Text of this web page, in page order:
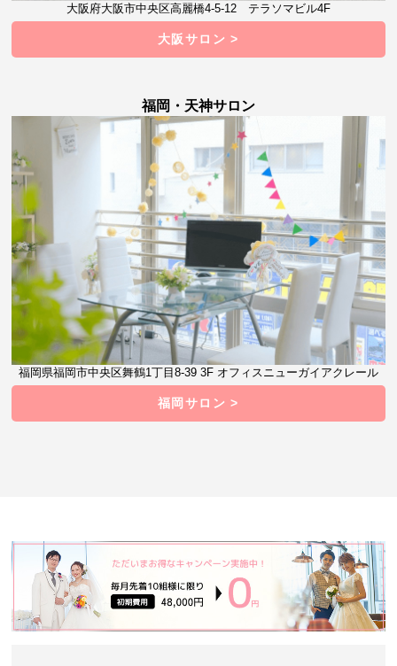
大阪府大阪市中央区高麗橋4-5-12 テラソマビル4F
大阪サロン >
福岡・天神サロン
福岡県福岡市中央区舞鶴1丁目8-39 3F オフィスニューガイアクレール
福岡サロン >